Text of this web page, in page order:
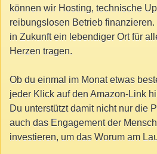
können wir Hosting, technische
reibungslosen Betrieb
in Zukunft ein lebendiger Ort für
Herzen tragen.
Ob du einmal im Monat etwas
jeder Klick auf den Amazon-Link
Du unterstützt damit nicht nur die
auch das Engagement der
investieren, um das Worum am